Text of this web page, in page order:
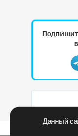
Данный